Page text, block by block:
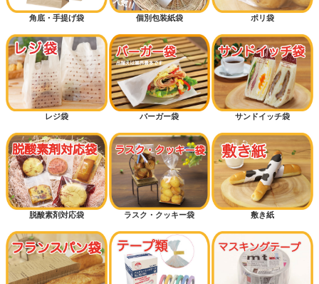
角底・手提げ袋 個別包装紙袋 ポリ袋
レジ袋 バーガー袋 サンドイッチ袋
脱酸素剤対応袋 ラスク・クッキー袋 敷き紙